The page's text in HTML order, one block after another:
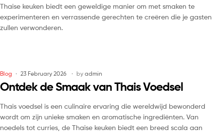
Thaise keuken biedt een geweldige manier om met smaken te
experimenteren en verrassende gerechten te creëren die je gasten
zullen verwonderen.
Blog 23 February 2026 by admin
Ontdek de Smaak van Thais Voedsel
Thais voedsel is een culinaire ervaring die wereldwijd bewonderd
wordt om zijn unieke smaken en aromatische ingrediënten. Van
noedels tot curries, de Thaise keuken biedt een breed scala aan